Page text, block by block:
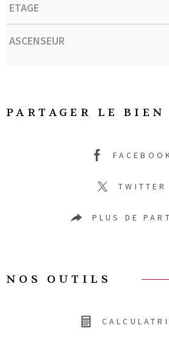
ETAGE
ASCENSEUR
PARTAGER LE BIEN
TWITTER
PLUS DE
NOS OUTILS